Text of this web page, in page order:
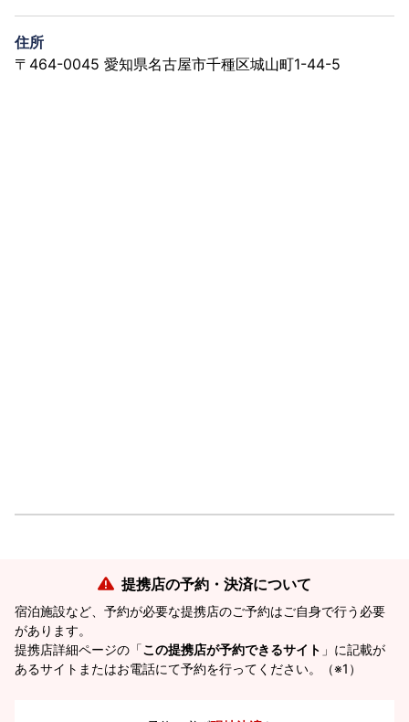
住所
〒464-0045 愛知県名古屋市千種区城山町1-44-5
提携店の予約・決済について
宿泊施設など、予約が必要な提携店のご予約はご自身で行う必要
があります。
提携店詳細ページの「この提携店が予約できるサイト 」に記載が
あるサイトまたはお電話にて予約を行ってください。（※1）